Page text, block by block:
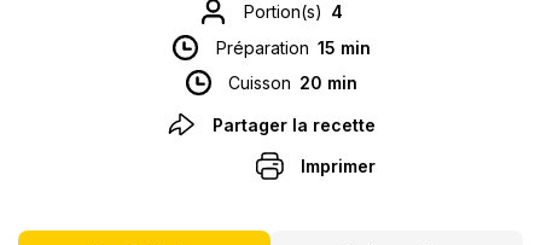
Portion(s) 4
Préparation 15 min
Cuisson 20 min
Partager la recette
Imprimer